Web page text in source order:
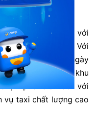
chỉ nổi tiếng với
cả khách du lịch. Với
du lịch ngắn ngày
tại Nha Trang và khu
phổ biến đối với
vụ taxi chất lượng cao